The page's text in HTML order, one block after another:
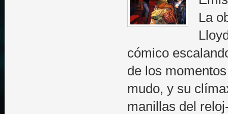
La
cómico
de los
mudo, y su
manillas del